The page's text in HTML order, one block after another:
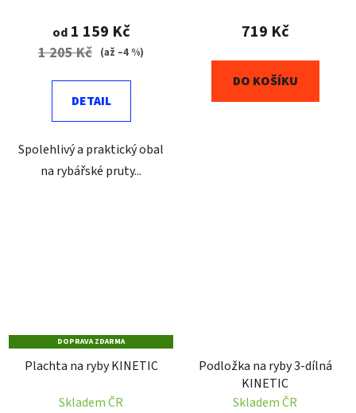
od1 159 Kč
1 205 Kč (až –4 %)
DETAIL
Spolehlivý a praktický obal
na rybářské pruty...
719 Kč
DO KOŠÍKU
DOPRAVA ZDARMA
Plachta na ryby KINETIC
Skladem ČR
Podložka na ryby 3-dílná
KINETIC
Skladem ČR